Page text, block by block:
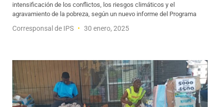
intensificación de los conflictos, los riesgos climáticos y el
agravamiento de la pobreza, según un nuevo informe del Programa
Corresponsal de IPS 30 enero, 2025